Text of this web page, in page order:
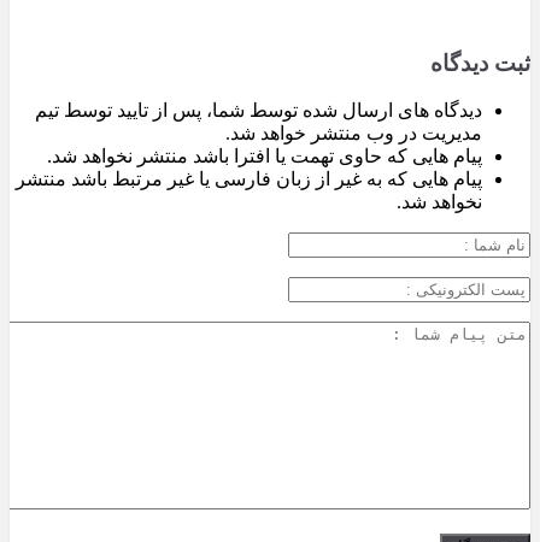
ثبت دیدگاه
دیدگاه های ارسال شده توسط شما، پس از تایید توسط تیم
مدیریت در وب منتشر خواهد شد.
پیام هایی که حاوی تهمت یا افترا باشد منتشر نخواهد شد.
پیام هایی که به غیر از زبان فارسی یا غیر مرتبط باشد منتشر
نخواهد شد.